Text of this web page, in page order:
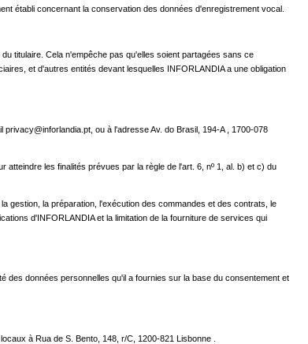
établi concernant la conservation des données d'enregistrement vocal.
titulaire. Cela n'empêche pas qu'elles soient partagées sans ce
et d'autres entités devant lesquelles INFORLANDIA a une obligation
ou à l'adresse Av. do Brasil, 194-A , 1700-078
les finalités prévues par la règle de l'art. 6, nº 1, al. b) et c) du
la préparation, l'exécution des commandes et des contrats, le
d'INFORLANDIA et la limitation de la fourniture de services qui
des données personnelles qu'il a fournies sur la base du consentement et
à Rua de S. Bento, 148, r/C, 1200-821 Lisbonne .